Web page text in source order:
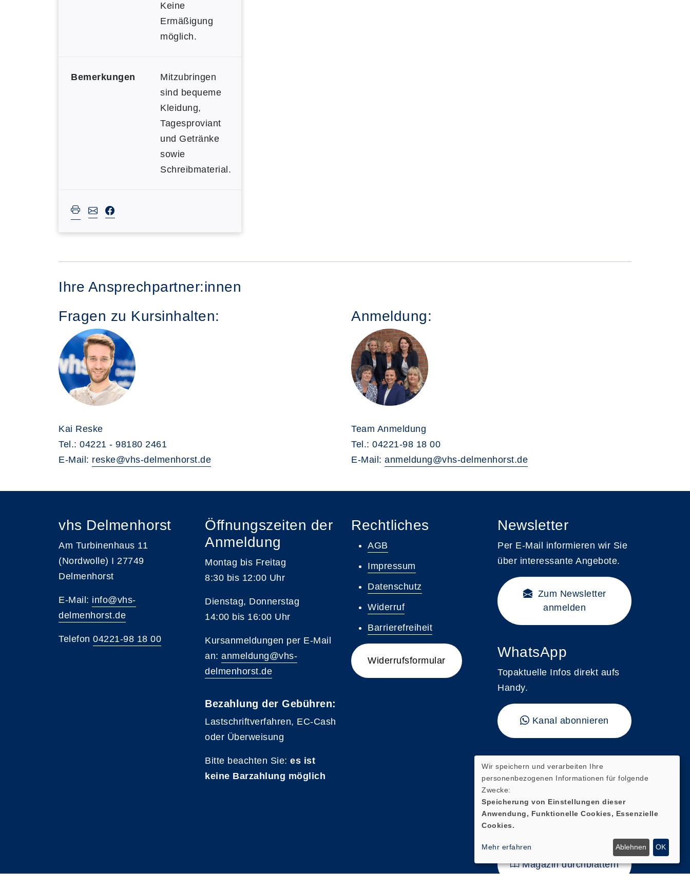
Keine
Ermäßigung
möglich.
Bemerkungen
Mitzubringen
sind bequeme
Kleidung,
Tagesproviant
und Getränke
sowie
Schreibmaterial.
Ihre Ansprechpartner:innen
Fragen zu Kursinhalten:
Kai Reske
Tel.: 04221 - 98180 2461
E-Mail: reske@vhs-delmenhorst.de
Anmeldung:
Team Anmeldung
Tel.: 04221-98 18 00
E-Mail: anmeldung@vhs-delmenhorst.de
vhs Delmenhorst
Am Turbinenhaus 11
(Nordwolle) I 27749
Delmenhorst
E-Mail: info@vhs-
delmenhorst.de
Telefon 04221-98 18 00
Öffnungszeiten der
Anmeldung
Montag bis Freitag
8:30 bis 12:00 Uhr
Dienstag, Donnerstag
14:00 bis 16:00 Uhr
Kursanmeldungen per E-Mail
an: anmeldung@vhs-
delmenhorst.de
Bezahlung der Gebühren:
Lastschriftverfahren, EC-Cash
oder Überweisung
Bitte beachten Sie: es ist
keine Barzahlung möglich
Rechtliches
AGB
Impressum
Datenschutz
Widerruf
Barrierefreiheit
Widerrufsformular
Newsletter
Per E-Mail informieren wir Sie
über interessante Angebote.
Zum Newsletter
anmelden
WhatsApp
Topaktuelle Infos direkt aufs
Handy.
Kanal abonnieren
"vhs kompakt"
Hier finden Sie unser aktuelles
Magazin mit direkten
Verlinkungen zur digitalen
Magazin durchblättern
Wir speichern und verarbeiten Ihre
personenbezogenen Informationen für folgende
Zwecke:
Speicherung von Einstellungen dieser
Anwendung, Funktionelle Cookies, Essenzielle
Cookies.
Mehr erfahren Ablehnen OK